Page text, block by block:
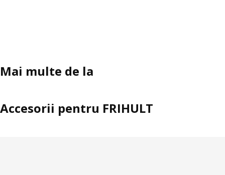
Mai multe de la
Accesorii pentru FRIHULT